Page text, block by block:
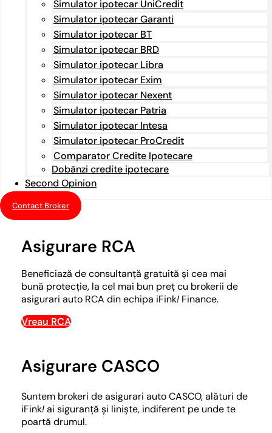
Simulator ipotecar UniCredit
Simulator ipotecar Garanti
Simulator ipotecar BT
Simulator ipotecar BRD
Simulator ipotecar Libra
Simulator ipotecar Exim
Simulator ipotecar Nexent
Simulator ipotecar Patria
Simulator ipotecar Intesa
Simulator ipotecar ProCredit
Comparator Credite Ipotecare
Dobânzi credite ipotecare
Second Opinion
Contact Broker
Asigurare RCA
Beneficiază de consultanță gratuită și cea mai
bună protecție, la cel mai bun preț cu brokerii de
asigurari auto RCA din echipa iFink! Finance.
Vreau RCA
Asigurare CASCO
Suntem brokeri de asigurari auto CASCO, alături de
iFink!ai siguranță și liniște, indiferent pe unde te
poartă drumul.